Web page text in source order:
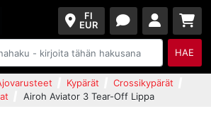
FI
EUR
HAE
Kypärät
Crossikypärät
Airoh Aviator 3 Tear-Off Lippa